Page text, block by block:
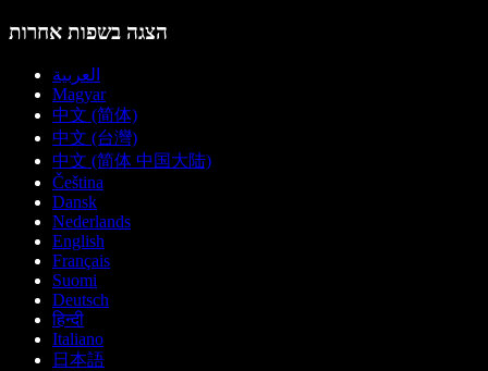
הצגה בשפות אחרות
العربية
Magyar
中文 (简体)
中文 (台灣)
中文 (简体 中国大陆)
Čeština
Dansk
Nederlands
English
Français
Suomi
Deutsch
हिन्दी
Italiano
日本語